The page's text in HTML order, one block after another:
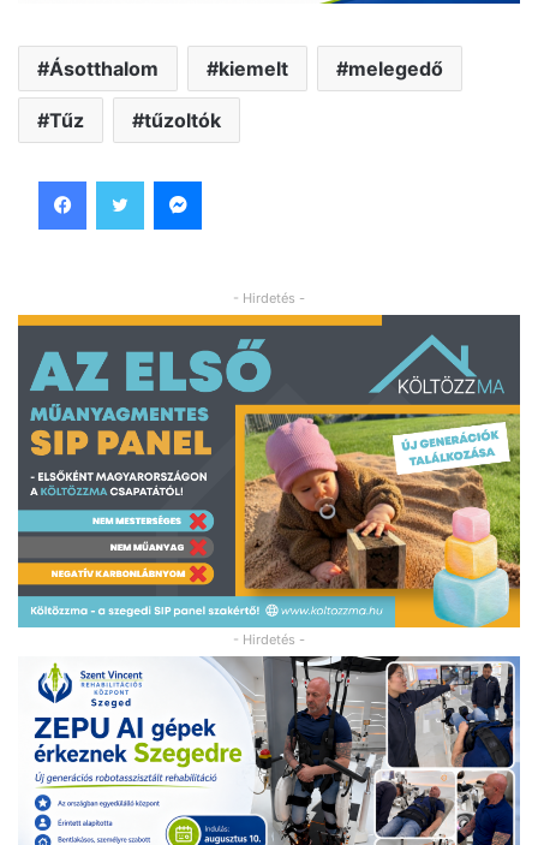
Ásotthalom kiemelt melegedő
Tűz tűzoltók
- Hirdetés -
- Hirdetés -